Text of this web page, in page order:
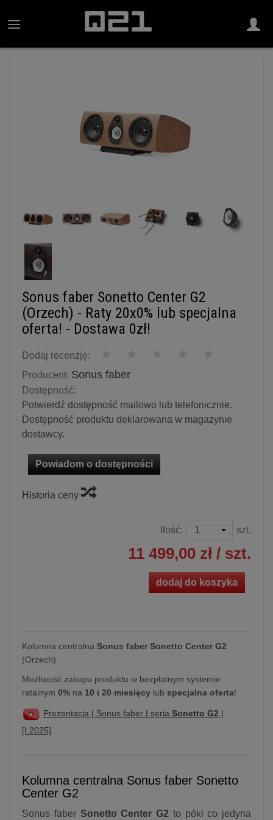
Sonus faber Sonetto Center G2
(Orzech) - Raty 20x0% lub specjalna
oferta! - Dostawa 0zł!
Dodaj recenzję:
Producent: Sonus faber
Dostępność:
Potwierdź dostępność mailowo lub telefonicznie.
Dostępność produktu deklarowana w magazynie
dostawcy.
Powiadom o dostępności
Historia ceny
Ilość: szt.
11 499,00 zł / szt.
dodaj do koszyka
Kolumna centralna Sonus faber Sonetto Center G2
(Orzech)
Możliwość zakupu produktu w bezpłatnym systemie
ratalnym 0% na 10 i 20 miesięcy lub specjalna oferta!
Prezentacja | Sonus faber | seria Sonetto G2 |
[I.2025]
Kolumna centralna Sonus faber Sonetto
Center G2
Sonus faber Sonetto Center G2 to póki co jedyna